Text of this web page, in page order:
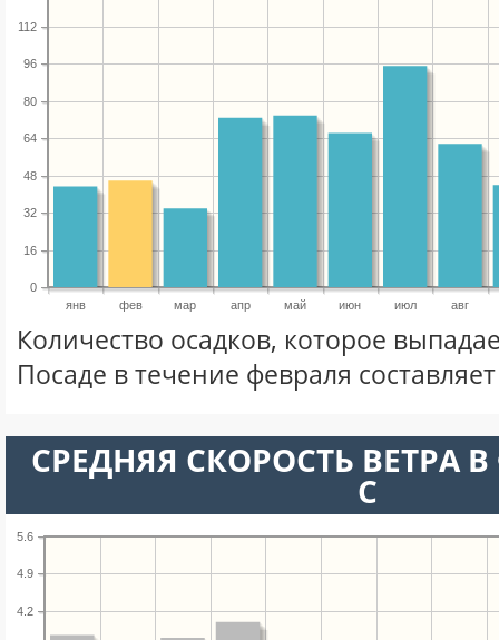
янв фев мар апр май июн июл авг
0
16
32
48
64
80
96
112
Количество осадков, которое
Посаде в течение февраля
СРЕДНЯЯ СКОРОСТЬ ВЕТРА
С
4.2
4.9
5.6